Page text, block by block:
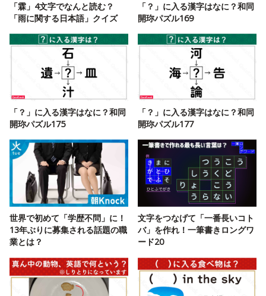
「霖」4文字でなんと読む？
「雨に関する日本語」クイズ
「？」に入る漢字はなに？和同
開珎パズル169
「？」に入る漢字はなに？和同
開珎パズル175
「？」に入る漢字はなに？和同
開珎パズル177
世界で初めて「学歴不問」に！
13年ぶりに募集される話題の職
業とは？
文字をつなげて「一番長いコト
バ」を作れ！一筆書きロングワ
ード20